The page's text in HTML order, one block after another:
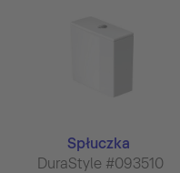
Spłuczka
DuraStyle #093510